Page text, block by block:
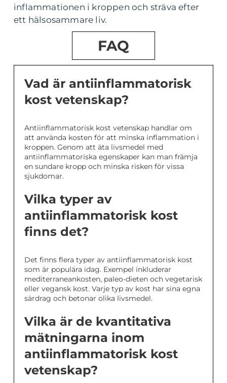
inflammationen i kroppen och sträva efter
ett hälsosammare liv.
FAQ
Vad är antiinflammatorisk
kost vetenskap?
Antiinflammatorisk kost vetenskap handlar om
att använda kosten för att minska inflammation i
kroppen. Genom att äta livsmedel med
antiinflammatoriska egenskaper kan man främja
en sundare kropp och minska risken för vissa
sjukdomar.
Vilka typer av
antiinflammatorisk kost
finns det?
Det finns flera typer av antiinflammatorisk kost
som är populära idag. Exempel inkluderar
mediterraneankosten, paleo-dieten och vegetarisk
eller vegansk kost. Varje typ av kost har sina egna
särdrag och betonar olika livsmedel.
Vilka är de kvantitativa
mätningarna inom
antiinflammatorisk kost
vetenskap?